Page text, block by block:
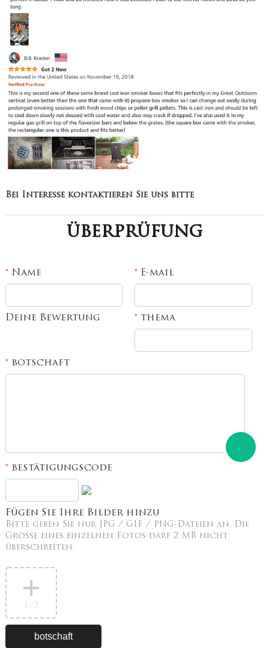
Bei Interesse kontaktieren Sie uns bitte
überprüfung
*Name *E-mail
Deine Bewertung *thema
*botschaft
*bestätigungscode
Fügen Sie Ihre Bilder hinzu
Bitte geben Sie nur JPG / GIF / PNG-Dateien an. Die
Größe eines einzelnen Fotos darf 2 MB nicht
überschreiten.
/3